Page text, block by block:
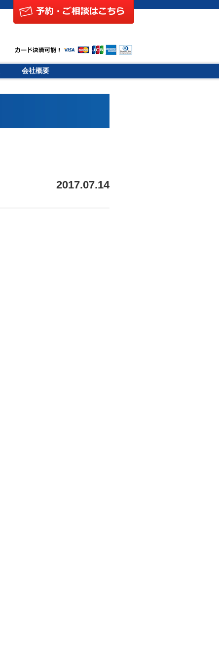
会社概要
2017.07.14